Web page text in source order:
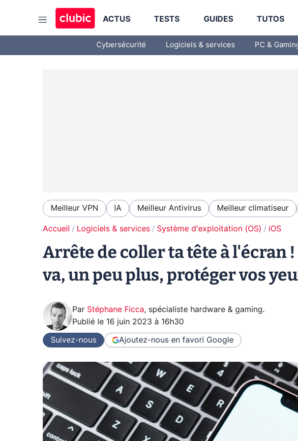
ACTUS TESTS GUIDES TUTOS
Cybersécurité Logiciels & services PC &
Meilleur VPN IA Meilleur Antivirus Meilleur climatiseur
Accueil Logiciels & services Système d'exploitation (OS) iOS
Arrête de coller ta tête à l'écran !
va, un peu plus, protéger vos
Par Stéphane Ficca, spécialiste hardware & gaming.
Publié le 16 juin 2023 à 16h30
Suivez-nous Ajoutez-nous en favori Google